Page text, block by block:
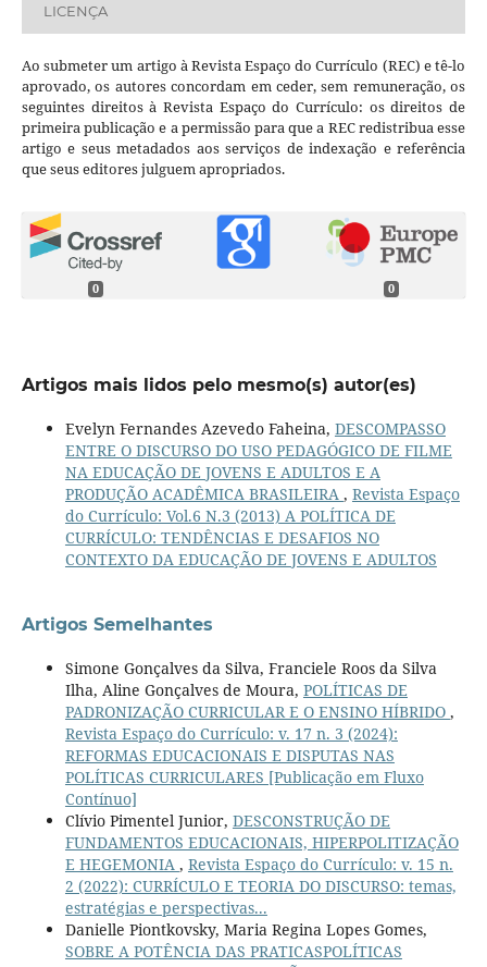
LICENÇA
Ao submeter um artigo à Revista Espaço do Currículo (REC) e tê-lo
aprovado, os autores concordam em ceder, sem remuneração, os
seguintes direitos à Revista Espaço do Currículo: os direitos de
primeira publicação e a permissão para que a REC redistribua esse
artigo e seus metadados aos serviços de indexação e referência
que seus editores julguem apropriados.
0 0
Artigos mais lidos pelo mesmo(s) autor(es)
Evelyn Fernandes Azevedo Faheina, DESCOMPASSO
ENTRE O DISCURSO DO USO PEDAGÓGICO DE FILME
NA EDUCAÇÃO DE JOVENS E ADULTOS E A
PRODUÇÃO ACADÊMICA BRASILEIRA , Revista Espaço
do Currículo: Vol.6 N.3 (2013) A POLÍTICA DE
CURRÍCULO: TENDÊNCIAS E DESAFIOS NO
CONTEXTO DA EDUCAÇÃO DE JOVENS E ADULTOS
Artigos Semelhantes
Simone Gonçalves da Silva, Franciele Roos da Silva
Ilha, Aline Gonçalves de Moura, POLÍTICAS DE
PADRONIZAÇÃO CURRICULAR E O ENSINO HÍBRIDO ,
Revista Espaço do Currículo: v. 17 n. 3 (2024):
REFORMAS EDUCACIONAIS E DISPUTAS NAS
POLÍTICAS CURRICULARES [Publicação em Fluxo
Contínuo]
Clívio Pimentel Junior, DESCONSTRUÇÃO DE
FUNDAMENTOS EDUCACIONAIS, HIPERPOLITIZAÇÃO
E HEGEMONIA , Revista Espaço do Currículo: v. 15 n.
2 (2022): CURRÍCULO E TEORIA DO DISCURSO: temas,
estratégias e perspectivas...
Danielle Piontkovsky, Maria Regina Lopes Gomes,
SOBRE A POTÊNCIA DAS PRATICASPOLÍTICAS